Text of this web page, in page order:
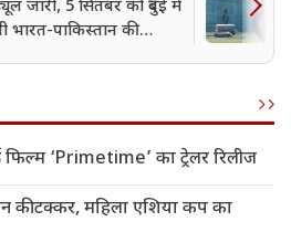
जारी, 5 सितंबर को दुबई में
भारत-पाकिस्तान की
‘Primetime’ का ट्रेलर रिलीज
की टक्कर, महिला एशिया कप का